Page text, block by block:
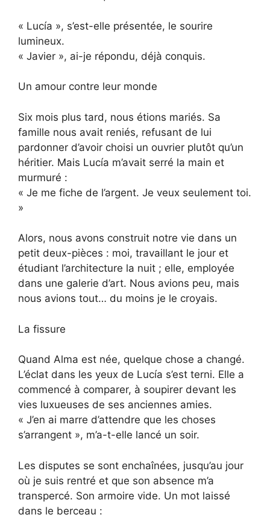
« Lucía », s’est-elle présentée, le sourire
lumineux.
« Javier », ai-je répondu, déjà conquis.
Un amour contre leur monde
Six mois plus tard, nous étions mariés. Sa
famille nous avait reniés, refusant de lui
pardonner d’avoir choisi un ouvrier plutôt qu’un
héritier. Mais Lucía m’avait serré la main et
murmuré :
« Je me fiche de l’argent. Je veux seulement toi.
»
Alors, nous avons construit notre vie dans un
petit deux-pièces : moi, travaillant le jour et
étudiant l’architecture la nuit ; elle, employée
dans une galerie d’art. Nous avions peu, mais
nous avions tout… du moins je le croyais.
La fissure
Quand Alma est née, quelque chose a changé.
L’éclat dans les yeux de Lucía s’est terni. Elle a
commencé à comparer, à soupirer devant les
vies luxueuses de ses anciennes amies.
« J’en ai marre d’attendre que les choses
s’arrangent », m’a-t-elle lancé un soir.
Les disputes se sont enchaînées, jusqu’au jour
où je suis rentré et que son absence m’a
transpercé. Son armoire vide. Un mot laissé
dans le berceau :